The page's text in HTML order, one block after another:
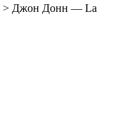
> Джон Донн — La